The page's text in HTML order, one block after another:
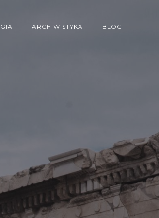
ARCHIWISTYKA BLOG